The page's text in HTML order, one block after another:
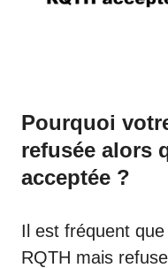
Pourquoi
refusée alors
acceptée ?
Il est fréquent
RQTH mais